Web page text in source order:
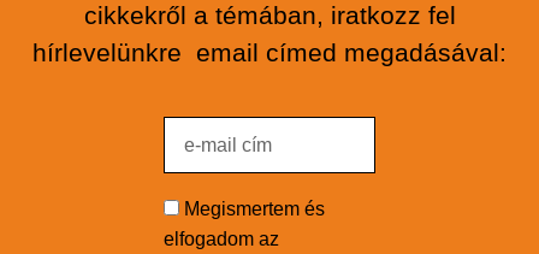
cikkekről a témában, iratkozz fel
hírlevelünkre email címed megadásával:
Megismertem és
elfogadom az